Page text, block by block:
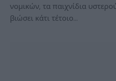
νομικών, τα παιχνίδια
βιώσει κάτι τέτοιο…